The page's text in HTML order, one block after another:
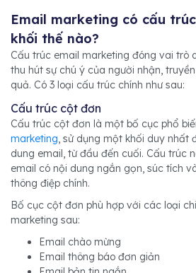
Email marketing có cấu
khối thế nào?
Cấu trúc email marketing đóng vai trò
thu hút sự chú ý của người nhận,
quả. Có 3 loại cấu trúc chính như sau:
Cấu trúc cột đơn
Cấu trúc cột đơn là một bố cục phổ
marketing, sử dụng một khối duy nhất
dung email, từ đầu đến cuối. Cấu trúc
email có nội dung ngắn gọn, súc tích
thông điệp chính.
Bố cục cột đơn phù hợp với các loại
marketing sau:
Email chào mừng
Email thông báo đơn giản